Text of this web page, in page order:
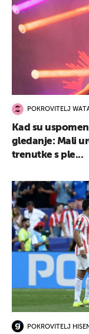
POKROVITELJ
Kad su
gledanje: Mali
trenutke s ple...
POKROVITELJ